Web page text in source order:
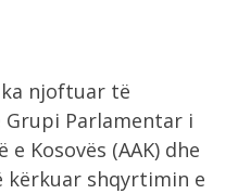
ka njoftuar të
Parlamentar i
Kosovës (AAK) dhe
kërkuar shqyrtimin e